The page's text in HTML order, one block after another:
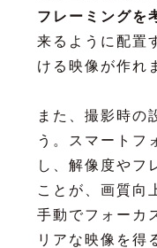
フレーミングを
来るように配置
ける映像が作れ
また、撮影時の
う。スマートフ
し、解像度やフ
ことが、画質向
手動でフォーカ
リアな映像を得